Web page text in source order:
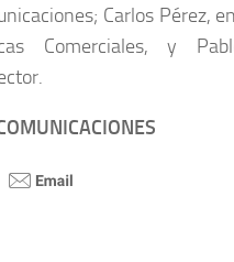
Carlos Pérez,
Comerciales, y